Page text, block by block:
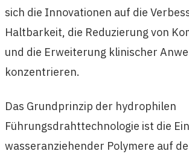
sich die Innovationen auf die
Haltbarkeit, die Reduzierung von
und die Erweiterung klinischer
konzentrieren.
Das Grundprinzip der hydrophilen
Führungsdrahttechnologie ist die
wasseranziehender Polymere auf